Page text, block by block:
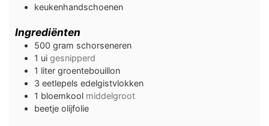
keukenhandschoenen
Ingrediënten
500 gram schorseneren
1 ui gesnipperd
1 liter groentebouillon
3 eetlepels edelgistvlokken
1 bloemkool middelgroot
beetje olijfolie